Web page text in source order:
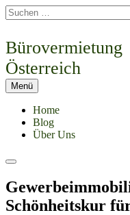
Springe
zum
Suchen
nach:
Bürovermietung
Österreich
Menü
Home
Blog
Über Uns
Suchen
Schönheitskur